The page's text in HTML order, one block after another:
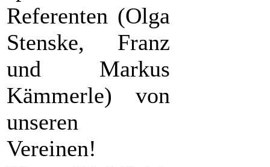
Referenten (Olga
Stenske, Franz
und Markus
Kämmerle) von
unseren
Vereinen!